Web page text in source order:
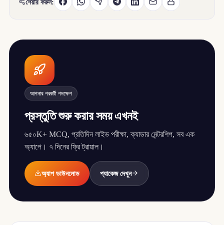
শেয়ার করুন:
আপনার পরবর্তী পদক্ষেপ
প্রস্তুতি শুরু করার সময় এখনই
৬৫০K+ MCQ, প্রতিদিন লাইভ পরীক্ষা, ক্যাডার মেন্টরশিপ, সব এক
অ্যাপে। ৭ দিনের ফ্রি ট্রায়াল।
অ্যাপ ডাউনলোড প্যাকেজ দেখুন